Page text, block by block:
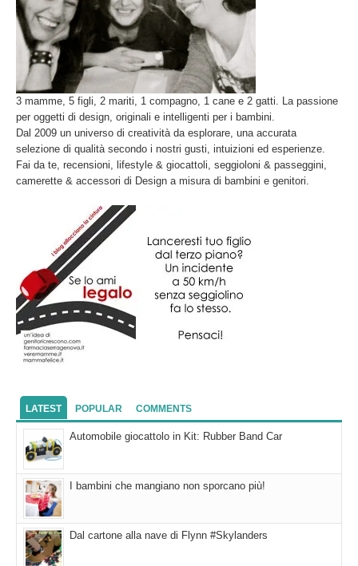
3 mamme, 5 figli, 2 mariti, 1 compagno, 1 cane e 2 gatti. La passione
per oggetti di design, originali e intelligenti per i bambini.
Dal 2009 un universo di creatività da esplorare, una accurata
selezione di qualità secondo i nostri gusti, intuizioni ed esperienze.
Fai da te, recensioni, lifestyle & giocattoli, seggioloni & passeggini,
camerette & accessori di Design a misura di bambini e genitori.
LATEST POPULAR COMMENTS
Automobile giocattolo in Kit: Rubber Band Car
I bambini che mangiano non sporcano più!
Dal cartone alla nave di Flynn #Skylanders